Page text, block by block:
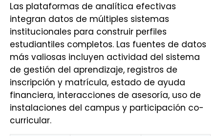
Las plataformas de analítica efectivas
integran datos de múltiples sistemas
institucionales para construir perfiles
estudiantiles completos. Las fuentes de datos
más valiosas incluyen actividad del sistema
de gestión del aprendizaje, registros de
inscripción y matrícula, estado de ayuda
financiera, interacciones de asesoría, uso de
instalaciones del campus y participación co-
curricular.